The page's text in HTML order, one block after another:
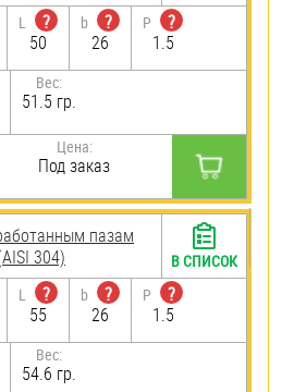
L
?
50
b
?
26
P
?
1.5
Вес:
51.5 гр.
Цена:
Под заказ
пазам
304)
L
?
55
b
?
26
P
?
1.5
Вес:
54.6 гр.
В СПИСОК